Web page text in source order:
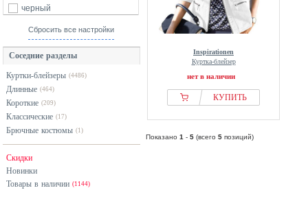
черный
Сбросить все настройки
Соседние разделы
Куртки-блейзеры (4486)
Длинные (464)
Короткие (209)
Классические (17)
Брючные костюмы (1)
Скидки
Новинки
Товары в наличии (1144)
Inspirationen
Куртка-блейзер
нет в наличии
КУПИТЬ
Показано 1 - 5 (всего 5 позиций)